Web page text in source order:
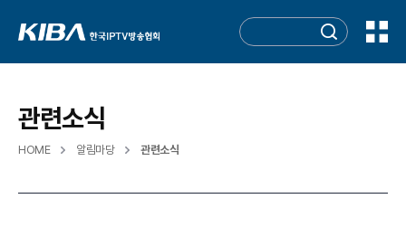
관련소식
HOME 알림마당 관련소식